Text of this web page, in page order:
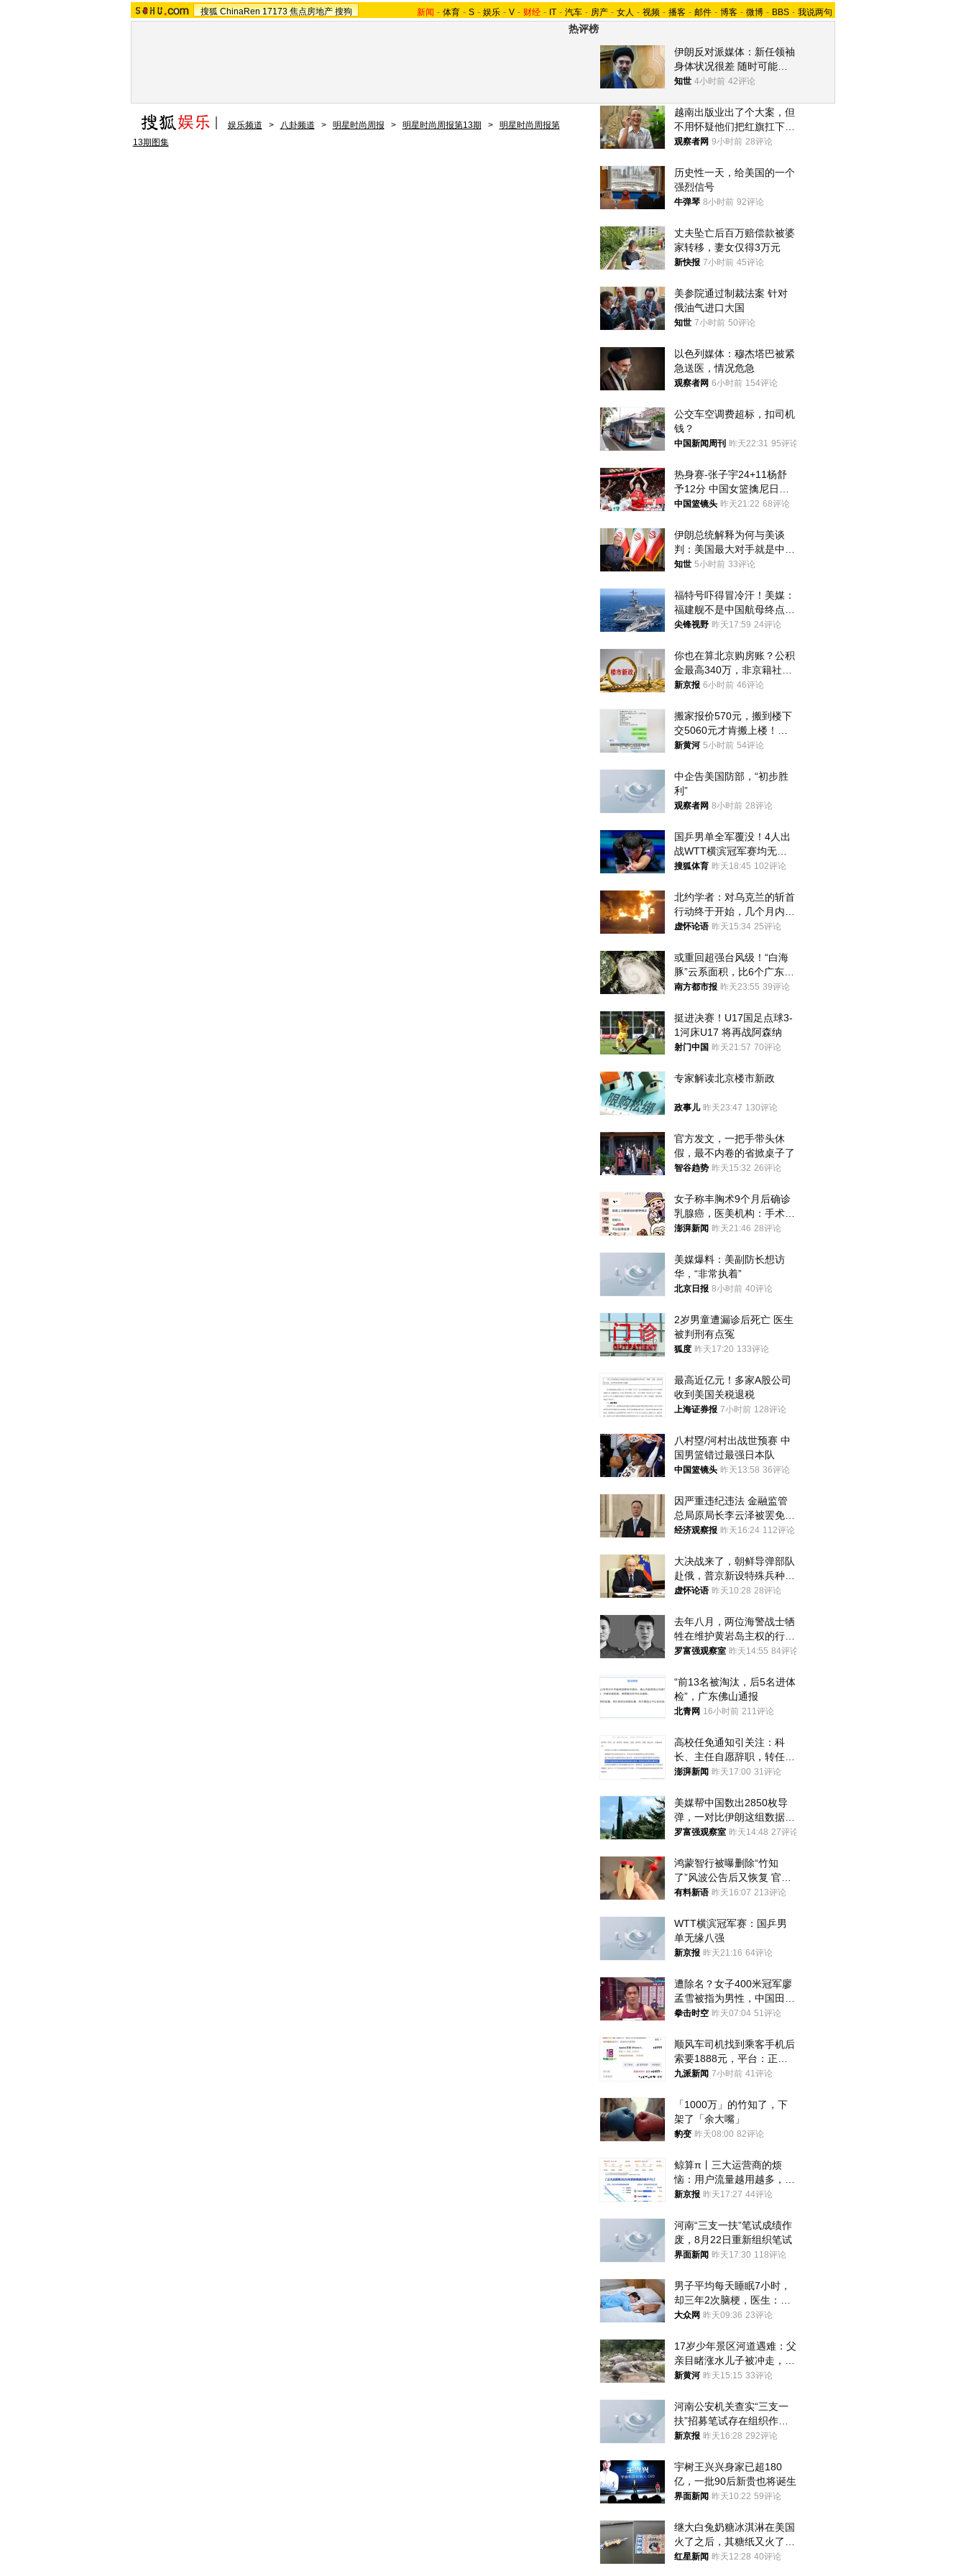
搜狐 ChinaRen 17173 焦点房地产 搜狗 新闻 - 体育 - S - 娱乐 - V - 财经 - IT - 汽车 - 房产 - 女人 - 视频 - 播客 - 邮件 - 博客 - 微博 - BBS - 我说两句
热评榜
伊朗反对派媒体：新任领袖
身体状况很差 随时可能离
世
知世 4小时前 42评论
越南出版业出了个大案，但
不用怀疑他们把红旗扛下去
的决心
观察者网 9小时前 28评论
历史性一天，给美国的一个
强烈信号
牛弹琴 8小时前 92评论
丈夫坠亡后百万赔偿款被婆
家转移，妻女仅得3万元
新快报 7小时前 45评论
美参院通过制裁法案 针对
俄油气进口大国
知世 7小时前 50评论
以色列媒体：穆杰塔巴被紧
急送医，情况危急
观察者网 6小时前 154评论
公交车空调费超标，扣司机
钱？
中国新闻周刊 昨天22:31 95评论
热身赛-张子宇24+11杨舒
予12分 中国女篮擒尼日利
亚
中国篮镜头 昨天21:22 68评论
伊朗总统解释为何与美谈
判：美国最大对手就是中
国，但他们也在对话
知世 5小时前 33评论
福特号吓得冒冷汗！美媒：
福建舰不是中国航母终点，
而是新起点！
尖锋视野 昨天17:59 24评论
你也在算北京购房账？公积
金最高340万，非京籍社保
1年
新京报 6小时前 46评论
搬家报价570元，搬到楼下
交5060元才肯搬上楼！女
子傻眼了……
新黄河 5小时前 54评论
中企告美国防部，“初步胜
利”
观察者网 8小时前 28评论
国乒男单全军覆没！4人出
战WTT横滨冠军赛均无缘
八强
搜狐体育 昨天18:45 102评论
北约学者：对乌克兰的斩首
行动终于开始，几个月内乌
将投降
虚怀论语 昨天15:34 25评论
或重回超强台风级！“白海
豚”云系面积，比6个广东还
大！深圳官方：注意这件事
南方都市报 昨天23:55 39评论
挺进决赛！U17国足点球3-
1河床U17 将再战阿森纳
射门中国 昨天21:57 70评论
专家解读北京楼市新政
政事儿 昨天23:47 130评论
官方发文，一把手带头休
假，最不内卷的省掀桌子了
智谷趋势 昨天15:32 26评论
女子称丰胸术9个月后确诊
乳腺癌，医美机构：手术不
可能引发癌症，建议走司法
澎湃新闻 昨天21:46 28评论
美媒爆料：美副防长想访
华，“非常执着”
北京日报 8小时前 40评论
2岁男童遭漏诊后死亡 医生
被判刑有点冤
狐度 昨天17:20 133评论
最高近亿元！多家A股公司
收到美国关税退税
上海证券报 7小时前 128评论
八村塁/河村出战世预赛 中
国男篮错过最强日本队
中国篮镜头 昨天13:58 36评论
因严重违纪违法 金融监管
总局原局长李云泽被罢免全
国人大代表
经济观察报 昨天16:24 112评论
大决战来了，朝鲜导弹部队
赴俄，普京新设特殊兵种，
76岁老将扛旗
虚怀论语 昨天10:28 28评论
去年八月，两位海警战士牺
牲在维护黄岩岛主权的行动
中
罗富强观察室 昨天14:55 84评论
“前13名被淘汰，后5名进体
检”，广东佛山通报
北青网 16小时前 211评论
高校任免通知引关注：科
长、主任自愿辞职，转任思
政辅导员
澎湃新闻 昨天17:00 31评论
美媒帮中国数出2850枚导
弹，一对比伊朗这组数据，
发现出大事了
罗富强观察室 昨天14:48 27评论
鸿蒙智行被曝删除“竹知
了”风波公告后又恢复 官媒
曾力挺：劝华为要大度的，
有料新语 昨天16:07 213评论
WTT横滨冠军赛：国乒男
单无缘八强
新京报 昨天21:16 64评论
遭除名？女子400米冠军廖
孟雪被指为男性，中国田协
默不作声
拳击时空 昨天07:04 51评论
顺风车司机找到乘客手机后
索要1888元，平台：正和
司机沟通协商
九派新闻 7小时前 41评论
「1000万」的竹知了，下
架了「余大嘴」
豹变 昨天08:00 82评论
鲸算π丨三大运营商的烦
恼：用户流量越用越多，收
入却越来越少
新京报 昨天17:27 44评论
河南“三支一扶”笔试成绩作
废，8月22日重新组织笔试
界面新闻 昨天17:30 118评论
男子平均每天睡眠7小时，
却三年2次脑梗，医生：这
样睡觉更伤身
大众网 昨天09:36 23评论
17岁少年景区河道遇难：父
亲目睹涨水儿子被冲走，当
地排除上游泄洪，家属盼厘
新黄河 昨天15:15 33评论
河南公安机关查实“三支一
扶”招募笔试存在组织作弊
犯罪行为
新京报 昨天16:28 292评论
宇树王兴兴身家已超180
亿，一批90后新贵也将诞生
界面新闻 昨天10:22 59评论
继大白兔奶糖冰淇淋在美国
火了之后，其糖纸又火了！
海外博主盛赞：平面设计经
红星新闻 昨天12:28 40评论
娱乐频道 > 八卦频道 > 明星时尚周报 > 明星时尚周报第13期 >
明星时尚周报第
13期图集